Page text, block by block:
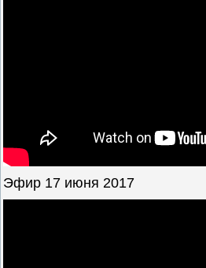
Эфир 17 июня 2017